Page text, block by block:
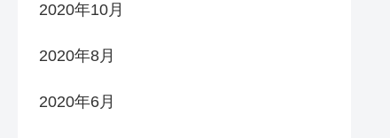
2020年10月
2020年8月
2020年6月